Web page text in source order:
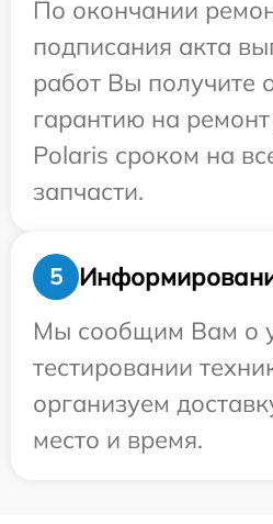
По окончании
подписания акта
работ Вы получите
гарантию на ремонт
Polaris сроком на
запчасти.
5
Мы сообщим Вам о
тестировании
организуем
место и время.